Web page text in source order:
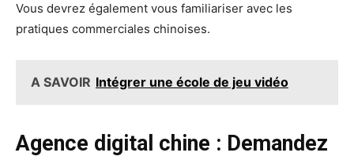
Vous devrez également vous familiariser avec les
pratiques commerciales chinoises.
A SAVOIR Intégrer une école de jeu vidéo
Agence digital chine : Demandez